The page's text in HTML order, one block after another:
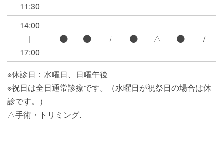
11:30
14:00
|
17:00
/ △ /
※休診日：水曜日、日曜午後
※祝日は全日通常診療です。（水曜日が祝祭日の場合は休
診です。）
△手術・トリミング.